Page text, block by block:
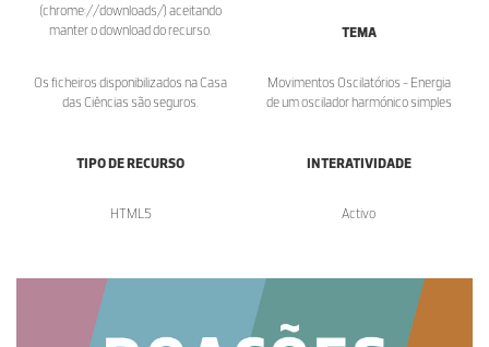
(chrome://downloads/) aceitando
manter o download do recurso.
Os ficheiros disponibilizados na Casa
das Ciências são seguros.
TEMA
Movimentos Oscilatórios - Energia
de um oscilador harmónico simples
TIPO DE RECURSO
HTML5
INTERATIVIDADE
Activo